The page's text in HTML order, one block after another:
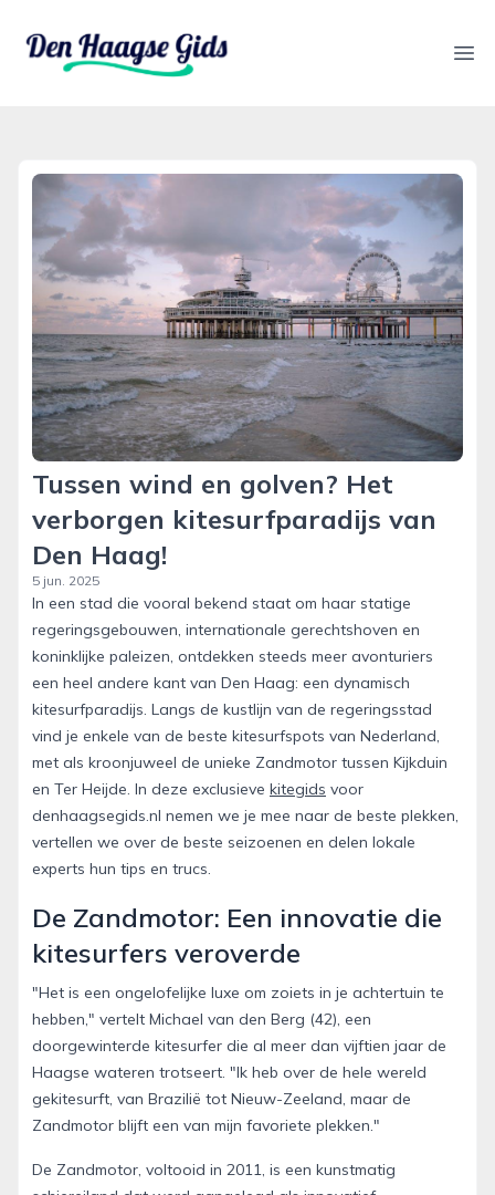
denhaagsegids.nl
Tussen wind en golven? Het
verborgen kitesurfparadijs van
Den Haag!
5 jun. 2025
In een stad die vooral bekend staat om haar statige
regeringsgebouwen, internationale gerechtshoven en
koninklijke paleizen, ontdekken steeds meer avonturiers
een heel andere kant van Den Haag: een dynamisch
kitesurfparadijs. Langs de kustlijn van de regeringsstad
vind je enkele van de beste kitesurfspots van Nederland,
met als kroonjuweel de unieke Zandmotor tussen Kijkduin
en Ter Heijde. In deze exclusieve kitegids voor
denhaagsegids.nl nemen we je mee naar de beste plekken,
vertellen we over de beste seizoenen en delen lokale
experts hun tips en trucs.
De Zandmotor: Een innovatie die
kitesurfers veroverde
"Het is een ongelofelijke luxe om zoiets in je achtertuin te
hebben," vertelt Michael van den Berg (42), een
doorgewinterde kitesurfer die al meer dan vijftien jaar de
Haagse wateren trotseert. "Ik heb over de hele wereld
gekitesurft, van Brazilië tot Nieuw-Zeeland, maar de
Zandmotor blijft een van mijn favoriete plekken."
De Zandmotor, voltooid in 2011, is een kunstmatig